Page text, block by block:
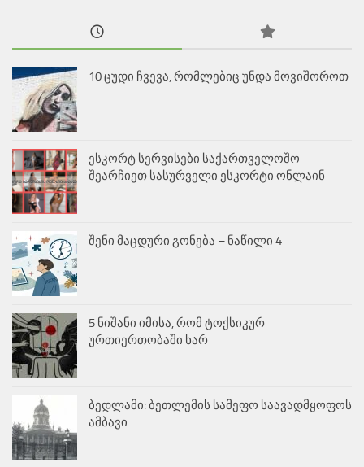
10 ცუდი ჩვევა, რომლებიც უნდა მოვიშოროთ
ესკორტ სერვისები საქართველოშო –
შეარჩიეთ სასურველი ესკორტი ონლაინ
შენი მაცდური გონება – ნაწილი 4
5 ნიშანი იმისა, რომ ტოქსიკურ
ურთიერთობაში ხარ
ბედლამი: ბეთლემის სამეფო საავადმყოფოს
ამბავი